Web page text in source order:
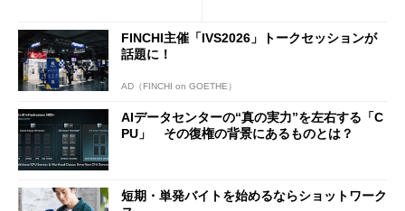
FINCHI主催「IVS2026」トークセッションが
話題に！
AD（FINCHI on GOETHE）
AIデータセンターの“真の実力”を左右する「C
PU」 その復権の背景にあるものとは？
短期・単発バイトを始めるならショットワーク